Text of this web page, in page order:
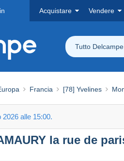
Acquistare Vendere
Tutto Delcampe
Francia [78] Yvelines
alle 15:00.
la rue de